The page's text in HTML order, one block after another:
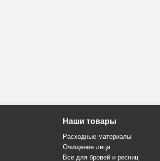
Наши товары
Расходные материалы
Очищение лица
Все для бровей и ресниц